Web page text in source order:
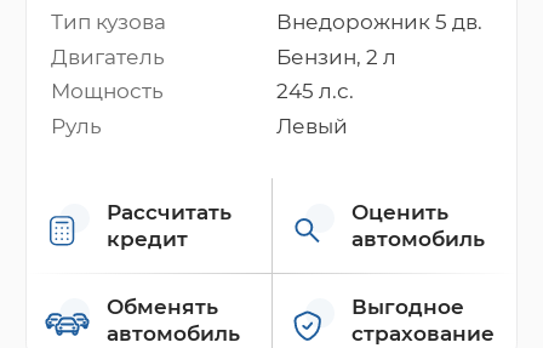
Тип кузова
Внедорожник 5 дв.
Двигатель
Бензин, 2 л
Мощность
245 л.с.
Руль
Левый
Рассчитать
кредит
Оценить
автомобиль
Обменять
автомобиль
Выгодное
страхование